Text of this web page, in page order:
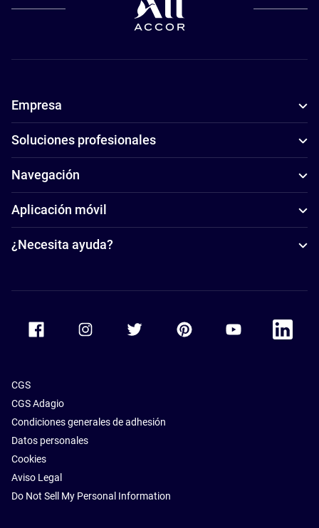
Empresa
Soluciones profesionales
Navegación
Aplicación móvil
¿Necesita ayuda?
Accor Youtube
Accor
CGS
CGS Adagio
Condiciones generales de adhesión
Datos personales
Cookies
Aviso Legal
Do Not Sell My Personal Information